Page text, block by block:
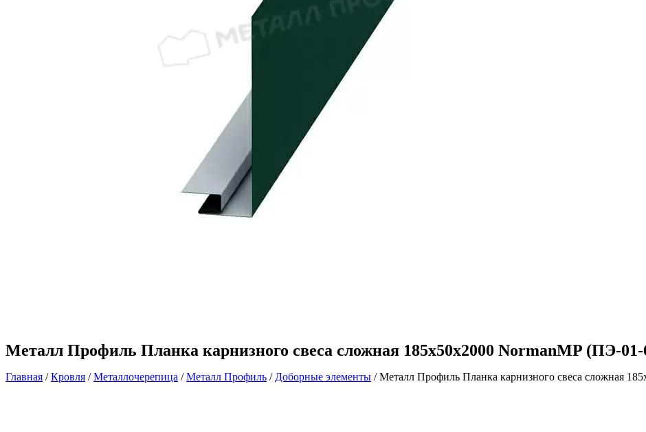
Металл Профиль Планка карнизного свеса сложная 185х50х2000 NormanMP (ПЭ-01-
Главная /Кровля /Металлочерепица /Металл Профиль / Доборные элементы / Металл Профиль Планка карнизного свеса сложная